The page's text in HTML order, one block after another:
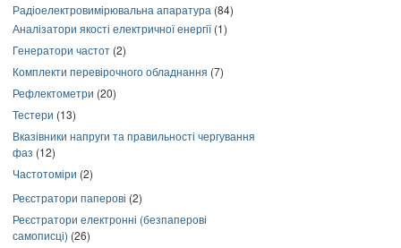
Радіоелектровимірювальна апаратура (84)
Аналізатори якості електричної енергії(1)
Генератори частот (2)
Комплекти перевірочного обладнання (7)
Рефлектометри (20)
Тестери (13)
Вказівники напруги та правильності чергування
фаз (12)
Частотоміри (2)
Реєстратори паперові (2)
Реєстратори електронні (безпаперові
самописці) (26)